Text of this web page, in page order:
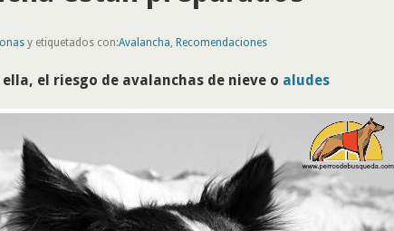
y etiquetados con:Avalancha Recomendaciones
el riesgo de avalanchas de nieve o aludes